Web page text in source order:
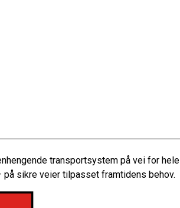
transportsystem på vei for hele
sikre veier tilpasset framtidens behov.